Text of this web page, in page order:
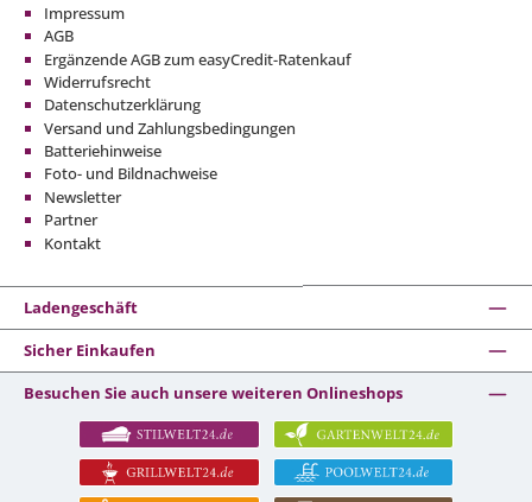
Impressum
AGB
Ergänzende AGB zum easyCredit-Ratenkauf
Widerrufsrecht
Datenschutzerklärung
Versand und Zahlungsbedingungen
Batteriehinweise
Foto- und Bildnachweise
Newsletter
Partner
Kontakt
Ladengeschäft
Sicher Einkaufen
Besuchen Sie auch unsere weiteren Onlineshops